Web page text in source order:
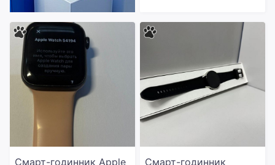
Смарт-годинник Apple
Смарт-годинник